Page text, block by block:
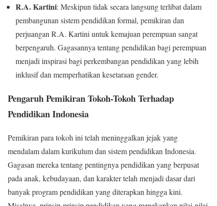
R.A. Kartini: Meskipun tidak secara langsung terlibat dalam
pembangunan sistem pendidikan formal, pemikiran dan
perjuangan R.A. Kartini untuk kemajuan perempuan sangat
berpengaruh. Gagasannya tentang pendidikan bagi perempuan
menjadi inspirasi bagi perkembangan pendidikan yang lebih
inklusif dan memperhatikan kesetaraan gender.
Pengaruh Pemikiran Tokoh-Tokoh Terhadap
Pendidikan Indonesia
Pemikiran para tokoh ini telah meninggalkan jejak yang
mendalam dalam kurikulum dan sistem pendidikan Indonesia.
Gagasan mereka tentang pentingnya pendidikan yang berpusat
pada anak, kebudayaan, dan karakter telah menjadi dasar dari
banyak program pendidikan yang diterapkan hingga kini.